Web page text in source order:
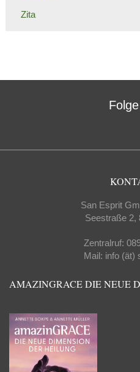
Zita
San Esprit
Seestraße 2,
Zentralruf:
Mail: info (ät)
AMAZINGRACE DIE NEUE